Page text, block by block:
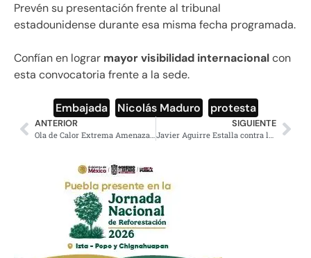
Prevén su presentación frente al tribunal
estadounidense durante esa misma fecha programada.
Confían en lograr mayor visibilidad internacionalcon
esta convocatoria frente a la sede.
Embajada Nicolás Maduro protesta
ANTERIOR
Ola de Calor Extrema Amenaza Costa Este de Estados Unidos
SIGUIENTE
Javier Aguirre Estalla contra la FIFA por Cambio de Horario